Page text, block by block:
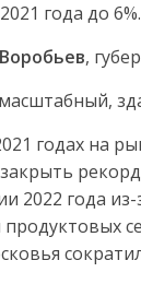
года до 6%.
,
годах на
2022 года